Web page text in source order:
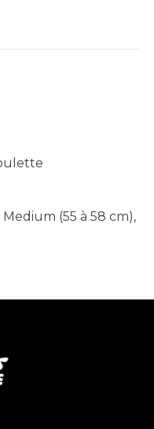
Medium (55 à 58 cm),